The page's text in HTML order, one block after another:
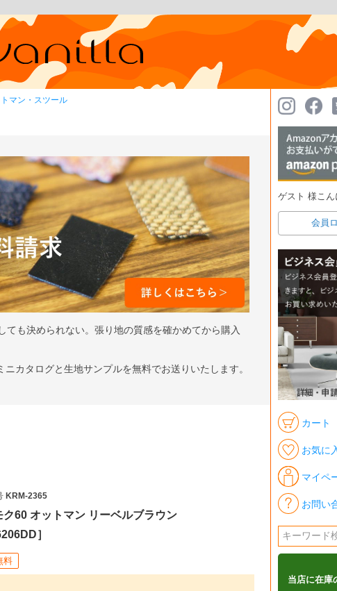
マン・スツール
も決められない。張り地の質感を確かめてから購入
カタログと生地サンプルを無料でお送りいたします。
KRM-2365
ク60 オットマン リーベルブラウン
］
料
ゲスト 様こん
会員
カート
お気に
マイペ
お問い
検索
当店に在